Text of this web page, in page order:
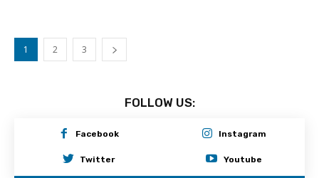
1 2 3
FOLLOW US:
Facebook Instagram
Twitter Youtube